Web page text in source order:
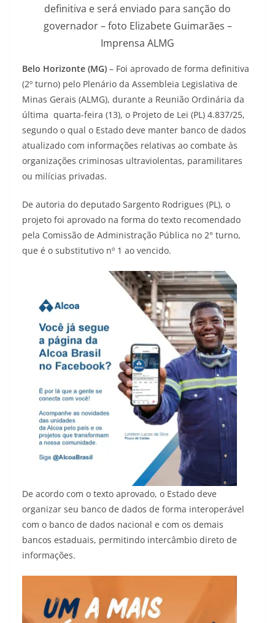
definitiva e será enviado para sanção do
governador – foto Elizabete Guimarães –
Imprensa ALMG
Belo Horizonte (MG) – Foi aprovado de forma definitiva
(2º turno) pelo Plenário da Assembleia Legislativa de
Minas Gerais (ALMG), durante a Reunião Ordinária da
última quarta-feira (13), o Projeto de Lei (PL) 4.837/25,
segundo o qual o Estado deve manter banco de dados
atualizado com informações relativas ao combate às
organizações criminosas ultraviolentas, paramilitares
ou milícias privadas.
De autoria do deputado Sargento Rodrigues (PL), o
projeto foi aprovado na forma do texto recomendado
pela Comissão de Administração Pública no 2° turno,
que é o substitutivo nº 1 ao vencido.
De acordo com o texto aprovado, o Estado deve
organizar seu banco de dados de forma interoperável
com o banco de dados nacional e com os demais
bancos estaduais, permitindo intercâmbio direto de
informações.